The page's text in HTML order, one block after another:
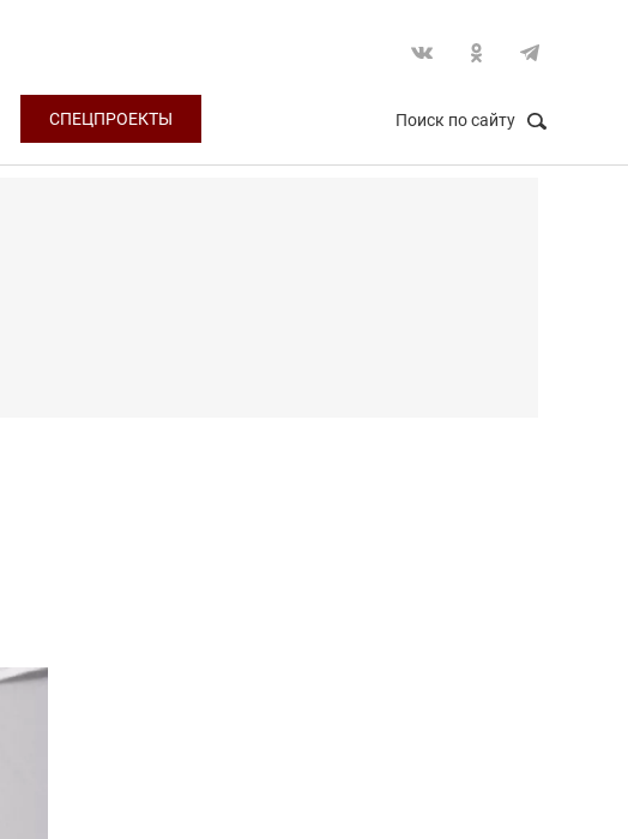
СПЕЦПРОЕКТЫ Поиск по сайту